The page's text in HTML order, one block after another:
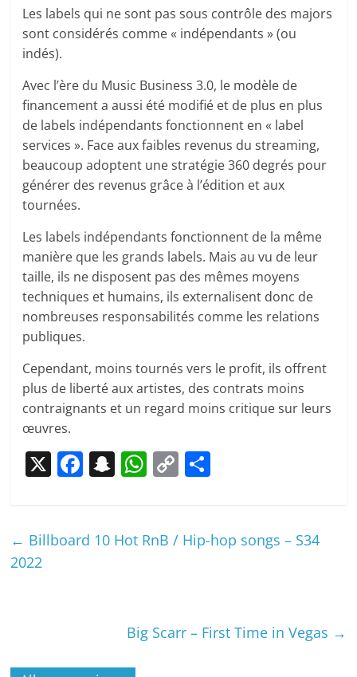
Les labels qui ne sont pas sous contrôle des majors
sont considérés comme « indépendants » (ou
indés).
Avec l’ère du Music Business 3.0, le modèle de
financement a aussi été modifié et de plus en plus
de labels indépendants fonctionnent en « label
services ». Face aux faibles revenus du streaming,
beaucoup adoptent une stratégie 360 degrés pour
générer des revenus grâce à l’édition et aux
tournées.
Les labels indépendants fonctionnent de la même
manière que les grands labels. Mais au vu de leur
taille, ils ne disposent pas des mêmes moyens
techniques et humains, ils externalisent donc de
nombreuses responsabilités comme les relations
publiques.
Cependant, moins tournés vers le profit, ils offrent
plus de liberté aux artistes, des contrats moins
contraignants et un regard moins critique sur leurs
œuvres.
X F
e
S
p
W
s
C
y g
← Billboard 10 Hot RnB / Hip-hop songs – S34
2022
Big Scarr – First Time in Vegas →